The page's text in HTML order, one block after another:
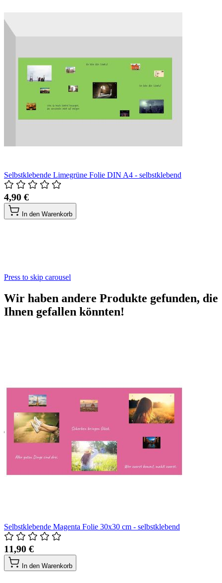
Selbstklebende Limegrüne Folie DIN A4 - selbstklebend
4,90 €
In den Warenkorb
Press to skip carousel
Wir haben andere Produkte gefunden, die
Ihnen gefallen könnten!
Selbstklebende Magenta Folie 30x30 cm - selbstklebend
11,90 €
In den Warenkorb